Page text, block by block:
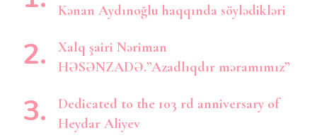
Kənan Aydınoğlu haqqında söylədikləri
Xalq şairi Nəriman
HƏSƏNZADƏ.”Azadlıqdır məramımız”
Dedicated to the 103 rd anniversary of
Heydar Aliyev